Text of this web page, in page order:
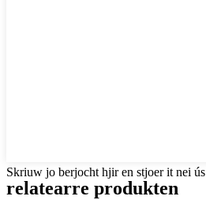
Skriuw jo berjocht hjir en stjoer it nei ús
relatearre produkten